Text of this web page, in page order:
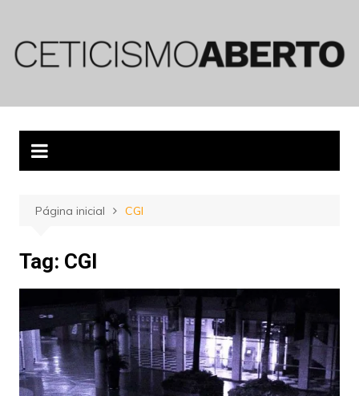
conteúdo
Página inicial CGI
Tag: CGI